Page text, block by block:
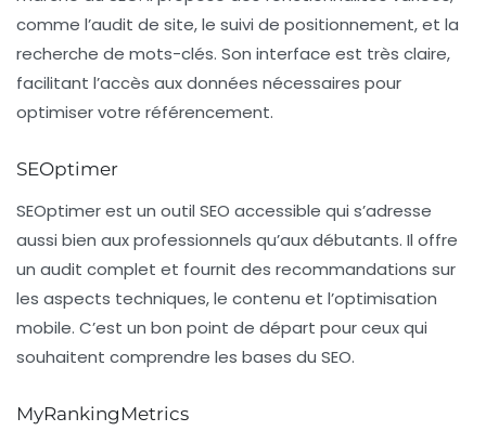
comme l’audit de site, le suivi de positionnement, et la
recherche de mots-clés. Son interface est très claire,
facilitant l’accès aux données nécessaires pour
optimiser votre référencement.
SEOptimer
SEOptimer est un outil SEO accessible qui s’adresse
aussi bien aux professionnels qu’aux débutants. Il offre
un audit complet et fournit des recommandations sur
les aspects techniques, le contenu et l’optimisation
mobile. C’est un bon point de départ pour ceux qui
souhaitent comprendre les bases du SEO.
MyRankingMetrics